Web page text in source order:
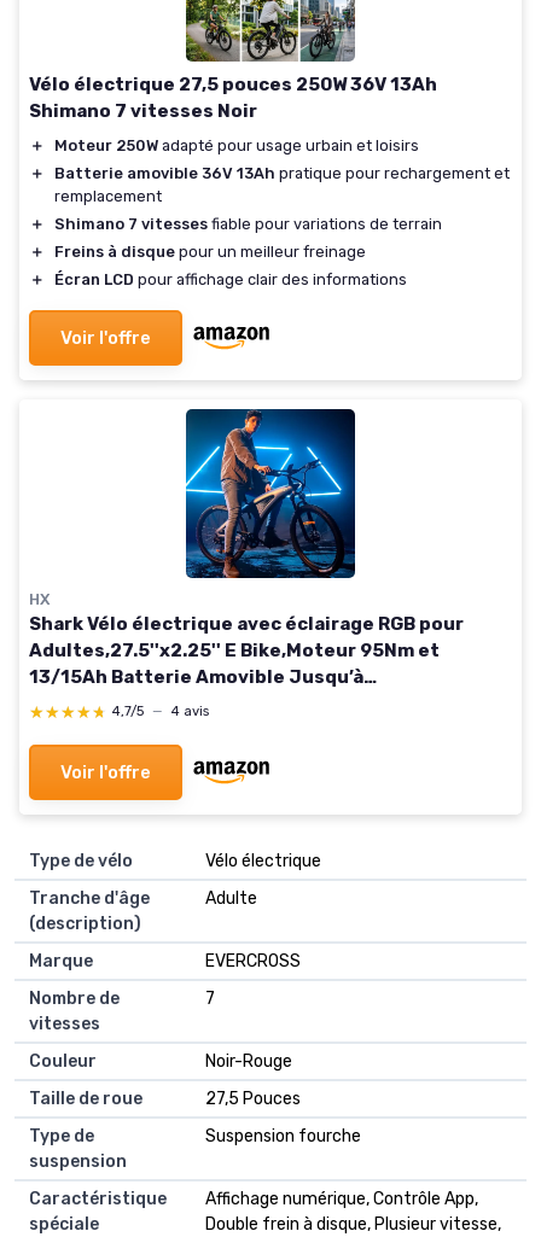
Vélo électrique 27,5 pouces 250W 36V 13Ah
Shimano 7 vitesses Noir
＋ Moteur 250W adapté pour usage urbain et loisirs
＋
Batterie amovible 36V 13Ah pratique pour rechargement et
remplacement
＋
Shimano 7 vitesses fiable pour variations de terrain
＋
Freins à disque pour un meilleur freinage
＋
Écran LCD pour affichage clair des informations
Voir l'offre
HX
Shark Vélo électrique avec éclairage RGB pour
Adultes,27.5''x2.25'' E Bike,Moteur 95Nm et
13/15Ah Batterie Amovible Jusqu’à
100KM,Suspension & Freins Hydrauliques,7/9
★★★★★
★★★★★ 4,7/5 — 4 avis
Voir l'offre
Type de vélo
Vélo électrique
Tranche d'âge
(description)
Adulte
Marque
EVERCROSS
Nombre de
vitesses
7
Couleur
Noir-Rouge
Taille de roue
27,5 Pouces
Type de
suspension
Suspension fourche
Caractéristique
spéciale
Affichage numérique, Contrôle App,
Double frein à disque, Plusieur vitesse,